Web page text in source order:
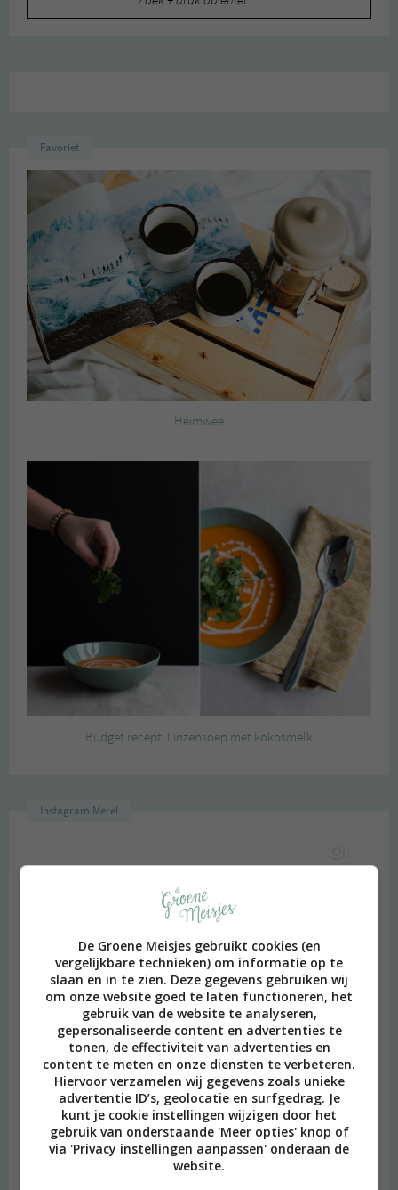
Favoriet
Heimwee
Budget recept: Linzensoep met kokosmelk
Instagram Merel
De Groene Meisjes gebruikt cookies (en
vergelijkbare technieken) om informatie op te
slaan en in te zien. Deze gegevens gebruiken wij
om onze website goed te laten functioneren, het
gebruik van de website te analyseren,
gepersonaliseerde content en advertenties te
tonen, de effectiviteit van advertenties en
content te meten en onze diensten te verbeteren.
Hiervoor verzamelen wij gegevens zoals unieke
advertentie ID’s, geolocatie en surfgedrag. Je
kunt je cookie instellingen wijzigen door het
gebruik van onderstaande 'Meer opties' knop of
via 'Privacy instellingen aanpassen' onderaan de
website.